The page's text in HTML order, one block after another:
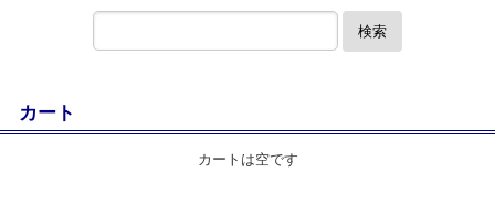
検索
カート
カートは空です